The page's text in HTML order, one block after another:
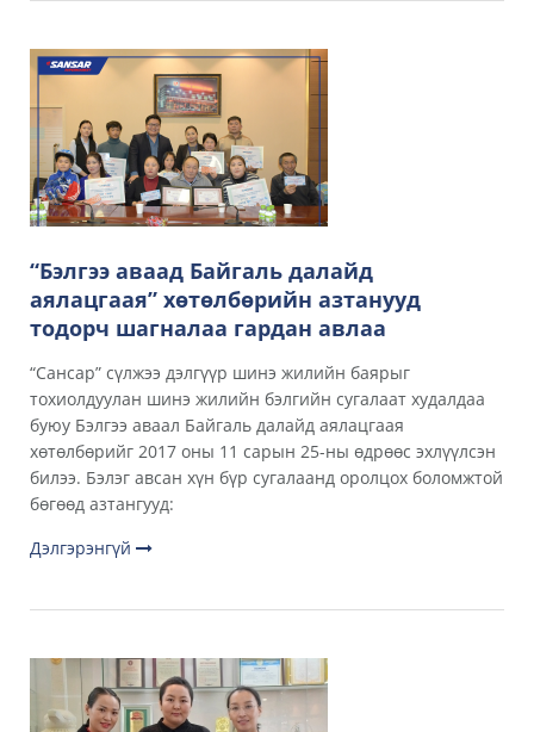
“Бэлгээ аваад Байгаль далайд
аялацгаая” хөтөлбөрийн азтанууд
тодорч шагналаа гардан авлаа
“Сансар” сүлжээ дэлгүүр шинэ жилийн баярыг
тохиолдуулан шинэ жилийн бэлгийн сугалаат худалдаа
буюу Бэлгээ аваал Байгаль далайд аялацгаая
хөтөлбөрийг 2017 оны 11 сарын 25-ны өдрөөс эхлүүлсэн
билээ. Бэлэг авсан хүн бүр сугалаанд оролцох боломжтой
бөгөөд азтангууд:
Дэлгэрэнгүй